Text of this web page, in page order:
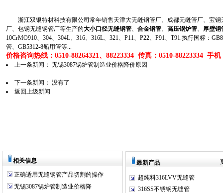
浙江双银特材科技有限公司常年销售天津大无缝钢管厂、成都无缝管厂、宝钢
厂、包钢无缝钢管厂等生产的大小口径无缝钢管、 合金钢管、 高压锅炉管、
厚壁钢
10CrMO910、304、304L、316、316L、321、P11、P22、P91、T91.执行国标：
管、GB5312-8船用管等...
价格咨询热线：0510-88264321、88223334 传真：0510-88223334 手机
上一条新闻： 无锡3087锅炉管制造业价格降价原因
下一条新闻： 没有了
返回上级新闻
相关信息
正确适用无缝钢管产品切割的操作
无锡3087锅炉管制造业价格降
最新产品
超纯料316LVV无缝管
316SS不锈钢无缝管